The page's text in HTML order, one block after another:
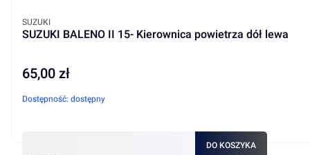
SUZUKI BALENO II 15- Kierownica powietrza dół lewa
PRODUCENT
SUZUKI
Cena
65,00 zł
Dostępność: dostępny
DO KOSZYKA